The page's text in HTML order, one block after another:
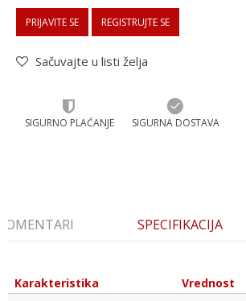
PRIJAVITE SE REGISTRUJTE SE
Sačuvajte u listi želja
SIGURNO PLAĆANJE SIGURNA DOSTAVA
SPECIFIKACIJA
Karakteristika
Vrednost